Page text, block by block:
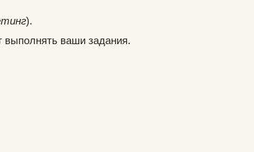
).
выполнять ваши задания.